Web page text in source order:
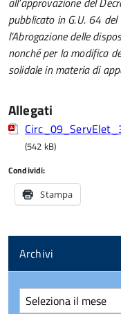
pubblicato in G.U. 64
l’Abrogazione delle
nonché per la modifica
solidale in materia di
Allegati
(542 kB)
Condividi:
Stampa
Archivi
Archivi